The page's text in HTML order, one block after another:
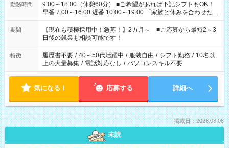
勤務時間
9:00～18:00（休憩60分） ■ご希望があれば下記シフトもOK！
早番 7:00～16:00 遅番 10:00～19:00 「家族と休みを合わせた
い」 「余裕を持って夕飯の準備がしたい」 「できれば残業はし
たくない」 など、ご希望を教えてくださいね。 ※Wワーク希望
の方へ 今ご覧のお仕事で希望する勤務時間と、もう1つのお仕事
の勤務時間。 合計で週40時間を超える場合は応募できません。
期間
【現在も積極採用中！急募！】2カ月～ ■ご応募から最短2～3
日後の就業も相談可能です！
特徴 履歴書不要 / 40～50代活躍中 / 服装自由 / シフト勤務 / 10名以
上の大量募集 / 電話対応なし / パソコンスキル不要
気になる！ 応募する 詳細へ
掲載日：2026.08.06
未読